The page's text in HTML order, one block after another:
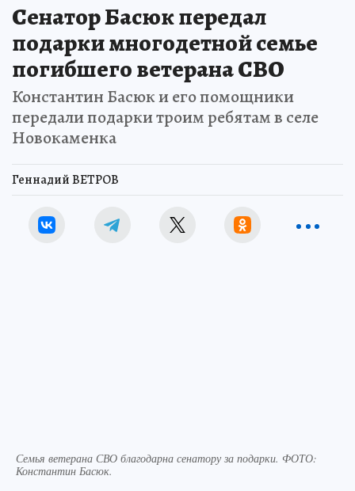
Сенатор Басюк передал
подарки многодетной семье
погибшего ветерана СВО
Константин Басюк и его помощники
передали подарки троим ребятам в селе
Новокаменка
Геннадий ВЕТРОВ
Семья ветерана СВО благодарна сенатору за подарки. ФОТО:
Константин Басюк.